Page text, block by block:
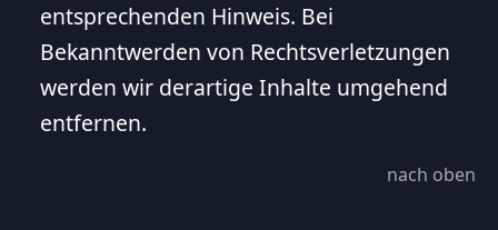
entsprechenden Hinweis. Bei
Bekanntwerden von Rechtsverletzungen
werden wir derartige Inhalte umgehend
entfernen.
nach oben